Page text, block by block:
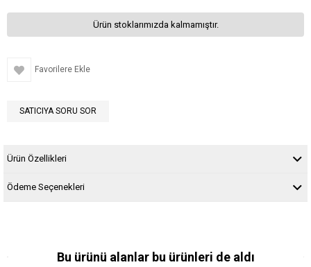
Ürün stoklarımızda kalmamıştır.
Favorilere Ekle
SATICIYA SORU SOR
Ürün Özellikleri
Ödeme Seçenekleri
Bu ürünü alanlar bu ürünleri de aldı